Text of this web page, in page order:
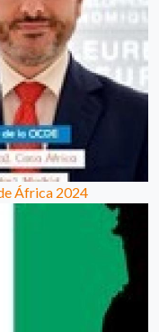
África 2024